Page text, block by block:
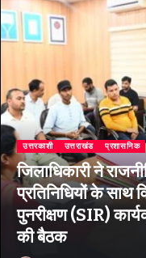
उत्तरकाशी उत्तराखंड प्रशासनिक
जिलाधिकारी ने
प्रतिनिधियों के साथ
पुनरीक्षण (SIR)
की बैठक